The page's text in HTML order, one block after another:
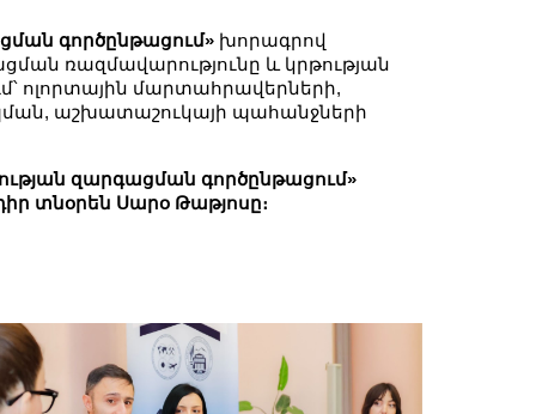
գործընթացում» խորագրով
ռազմավարությունը և կրթության
ոլորտային մարտահրավերների,
աշխատաշուկայի պահանջների
զարգացման գործընթացում»
տնօրեն Սարօ Թաթյոսը։